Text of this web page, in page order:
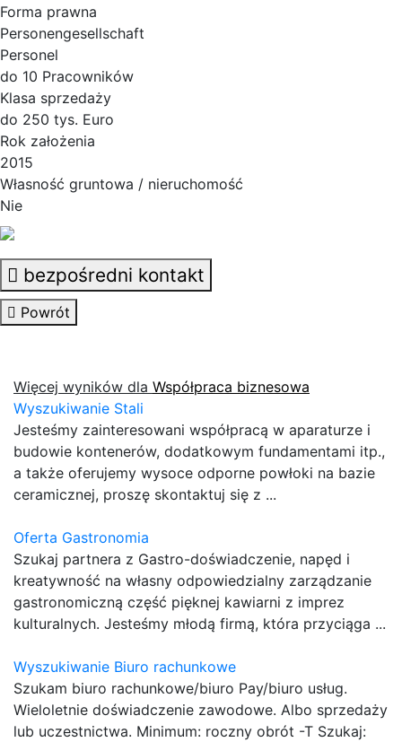
Forma prawna
Personengesellschaft
Personel
do 10 Pracowników
Klasa sprzedaży
do 250 tys. Euro
Rok założenia
2015
Własność gruntowa / nieruchomość
Nie
bezpośredni kontakt
Powrót
Więcej wyników dla Współpraca biznesowa
Wyszukiwanie Stali
Jesteśmy zainteresowani współpracą w aparaturze i
budowie kontenerów, dodatkowym fundamentami itp.,
a także oferujemy wysoce odporne powłoki na bazie
ceramicznej, proszę skontaktuj się z ...
Oferta Gastronomia
Szukaj partnera z Gastro-doświadczenie, napęd i
kreatywność na własny odpowiedzialny zarządzanie
gastronomiczną część pięknej kawiarni z imprez
kulturalnych. Jesteśmy młodą firmą, która przyciąga ...
Wyszukiwanie Biuro rachunkowe
Szukam biuro rachunkowe/biuro Pay/biuro usług.
Wieloletnie doświadczenie zawodowe. Albo sprzedaży
lub uczestnictwa. Minimum: roczny obrót -T Szukaj: